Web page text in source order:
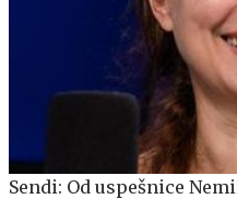
Sendi: Od uspešnice